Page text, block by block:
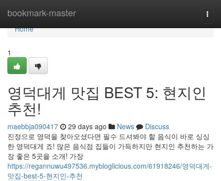
bookmark-master
Home
Home
1
영덕대게 맛집 BEST 5: 현지인
추천!
maebbja090417 29 days ago News
Discuss
진정으로 영덕을 찾아오셨다면 필수 드셔봐야 할 음식이 바로 싱싱
한 영덕대게 죠! 많은 음식점 집들이 가득하지만 현지인 추천하는 가
장 좋은 5곳을 소개! 가장
https://regannuwu497536.mybloglicious.com/61918246/영덕대게-
맛집-best-5-현지인-추천